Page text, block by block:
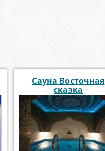
Сауна Восточная
сказка